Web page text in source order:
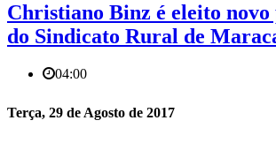
Christiano Binz é eleito novo
do Sindicato Rural de
04:00
Terça, 29 de Agosto de 2017